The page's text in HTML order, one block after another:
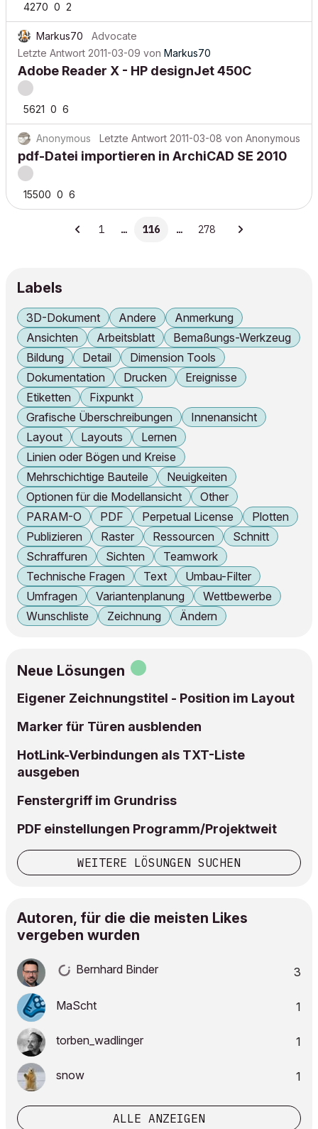
4270 0 2
Markus70
Advocate
Letzte Antwort 2011-03-09 von Markus70
Adobe Reader X - HP designJet 450C
5621 0 6
Anonymous Letzte Antwort 2011-03-08 von Anonymous
pdf-Datei importieren in ArchiCAD SE 2010
15500 0 6
1 … 116 … 278
Labels
3D-Dokument Andere
Anmerkung
Ansichten
Arbeitsblatt
Bemaßungs-Werkzeug
Bildung
Detail
Dimension Tools
Dokumentation
Drucken
Ereignisse
Etiketten
Fixpunkt
Grafische Überschreibungen
Innenansicht
Layout
Layouts
Lernen
Linien oder Bögen und Kreise
Mehrschichtige Bauteile
Neuigkeiten
Optionen für die Modellansicht
Other
PARAM-O
PDF Perpetual License
Plotten
Publizieren
Raster Ressourcen
Schnitt
Schraffuren
Sichten
Teamwork
Technische Fragen
Text
Umbau-Filter
Umfragen
Variantenplanung
Wettbewerbe
Wunschliste
Zeichnung Ändern
Neue Lösungen
Eigener Zeichnungstitel - Position im Layout
Marker für Türen ausblenden
HotLink-Verbindungen als TXT-Liste
ausgeben
Fenstergriff im Grundriss
PDF einstellungen Programm/Projektweit
WEITERE LÖSUNGEN SUCHEN
Autoren, für die die meisten Likes
vergeben wurden
Bernhard Binder 3
MaScht 1
torben_wadlinger 1
snow 1
ALLE ANZEIGEN